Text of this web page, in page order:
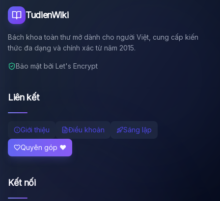
TudienWiki
Bách khoa toàn thư mở dành cho người Việt, cung cấp kiến
thức đa dạng và chính xác từ năm 2015.
Bảo mật bởi Let's Encrypt
Liên kết
Giới thiệu Điều khoản Sáng lập
Quyên góp ❤️
Kết nối
🪐 Sao Mộc là gì?
🔬 Albert Einstein